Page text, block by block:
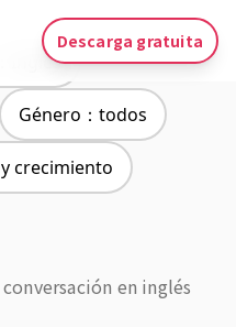
Descarga gratuita
Inglés
Género：todos
crecimiento
en inglés